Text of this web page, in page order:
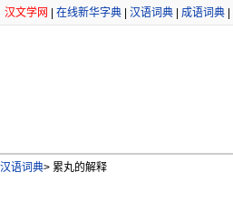
汉文学网 在线新华字典 汉语词典 成语词典
汉语词典> 累丸的解释